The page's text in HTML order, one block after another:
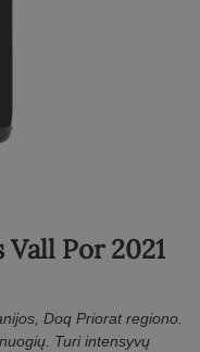
Vall Por 2021
Doq Priorat regiono.
Turi intensyvų